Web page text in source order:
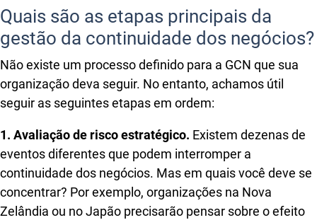
Quais são as etapas principais da
gestão da continuidade dos negócios?
Não existe um processo definido para a GCN que sua
organização deva seguir. No entanto, achamos útil
seguir as seguintes etapas em ordem:
1. Avaliação de risco estratégico. Existem dezenas de
eventos diferentes que podem interromper a
continuidade dos negócios. Mas em quais você deve se
concentrar? Por exemplo, organizações na Nova
Zelândia ou no Japão precisarão pensar sobre o efeito